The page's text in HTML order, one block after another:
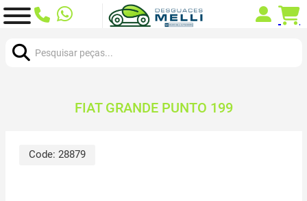
FIAT GRANDE PUNTO 199
Code: 28879